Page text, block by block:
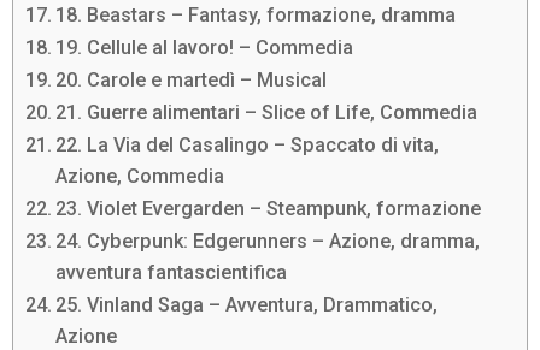
18. Beastars – Fantasy, formazione, dramma
19. Cellule al lavoro! – Commedia
20. Carole e martedì – Musical
21. Guerre alimentari – Slice of Life, Commedia
22. La Via del Casalingo – Spaccato di vita,
Azione, Commedia
23. Violet Evergarden – Steampunk, formazione
24. Cyberpunk: Edgerunners – Azione, dramma,
avventura fantascientifica
25. Vinland Saga – Avventura, Drammatico,
Azione